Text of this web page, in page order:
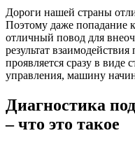
Дороги нашей страны
Поэтому даже попадание
отличный повод для
результат
проявляется сразу в виде
управления, машину
Диагностика
– что это такое